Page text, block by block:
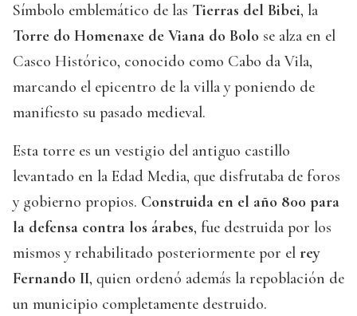
Símbolo emblemático de las Tierras del Bibei, la
Torre do Homenaxe de Viana do Bolo se alza en el
Casco Histórico, conocido como Cabo da Vila,
marcando el epicentro de la villa y poniendo de
manifiesto su pasado medieval.
Esta torre es un vestigio del antiguo castillo
levantado en la Edad Media, que disfrutaba de foros
y gobierno propios. Construida en el año 800 para
la defensa contra los árabes, fue destruida por los
mismos y rehabilitado posteriormente por el rey
Fernando II, quien ordenó además la repoblación de
un municipio completamente destruido.